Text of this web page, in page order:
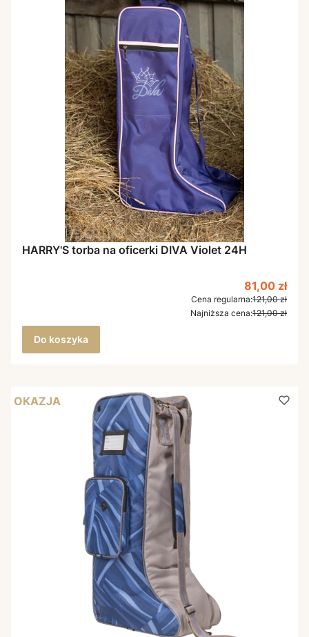
HARRY'S torba na oficerki DIVA Violet 24H
Cena
81,00 zł
Cena regularna:121,00 zł
Najniższa cena:121,00 zł
Do koszyka
OKAZJA